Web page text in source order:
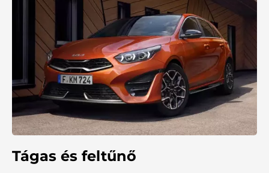
Tágas és feltűnő